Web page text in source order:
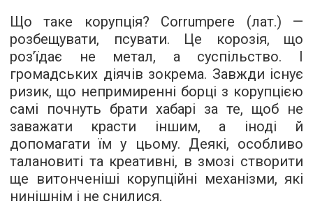
Що таке корупція? Сorrumpere (лат.) —
розбещувати, псувати. Це корозія, що
роз’їдає не метал, а суспільство. І
громадських діячів зокрема. Завжди існує
ризик, що непримиренні борці з корупцією
самі почнуть брати хабарі за те, щоб не
заважати красти іншим, а іноді й
допомагати їм у цьому. Деякі, особливо
талановиті та креативні, в змозі створити
ще витонченіші корупційні механізми, які
нинішнім і не снилися.